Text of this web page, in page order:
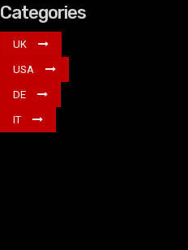
Categories
UK
USA
DE
IT